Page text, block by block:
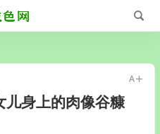
儿身上的肉像谷糠